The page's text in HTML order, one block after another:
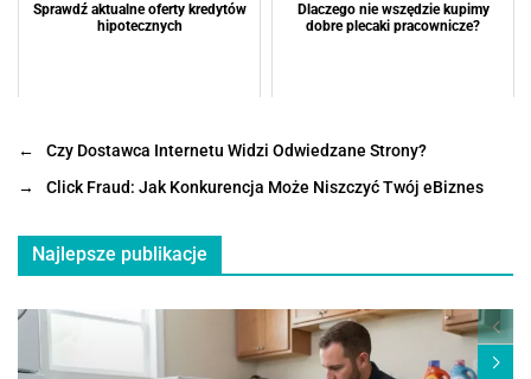
Sprawdź aktualne oferty kredytów
hipotecznych
Dlaczego nie wszędzie kupimy
dobre plecaki pracownicze?
←
Czy Dostawca Internetu Widzi Odwiedzane Strony?
→
Click Fraud: Jak Konkurencja Może Niszczyć Twój eBiznes
Najlepsze publikacje